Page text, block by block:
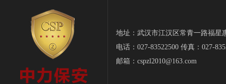
地址：武汉市江汉区常青一路福星
电话：027-83522500 传真：027-
邮箱：cspzl2010@163.com